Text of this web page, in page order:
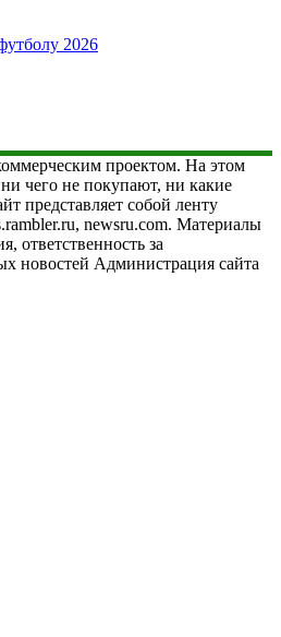
2026
проектом. На этом
чего не покупают, ни какие
представляет собой ленту
newsru.com. Материалы
ответственность за
новостей Администрация сайта